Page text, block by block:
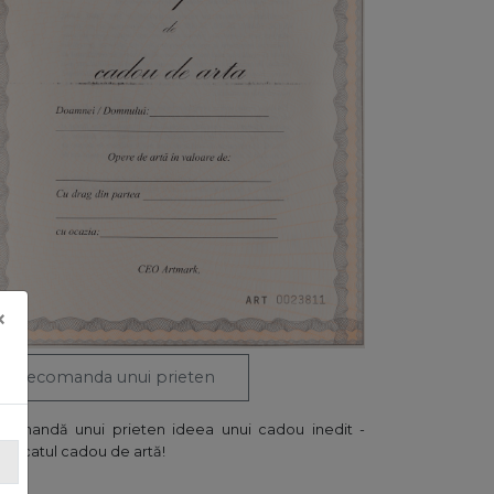
Recomanda unui prieten
unui prieten ideea unui cadou inedit -
cadou de artă!